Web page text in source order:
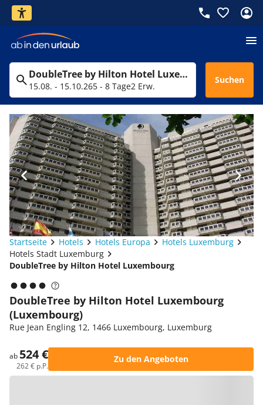
DoubleTree by Hilton Hotel Luxembourg
15.08. - 15.10.265 - 8 Tage2 Erw.
Suchen
Startseite Hotels Hotels Europa
Hotels Luxemburg
Hotels Stadt Luxemburg
DoubleTree by Hilton Hotel Luxembourg
DoubleTree by Hilton Hotel Luxembourg
(Luxembourg)
Rue Jean Engling 12, 1466 Luxembourg, Luxemburg
ab 524 €
262 € p.P.
Zu den Angeboten